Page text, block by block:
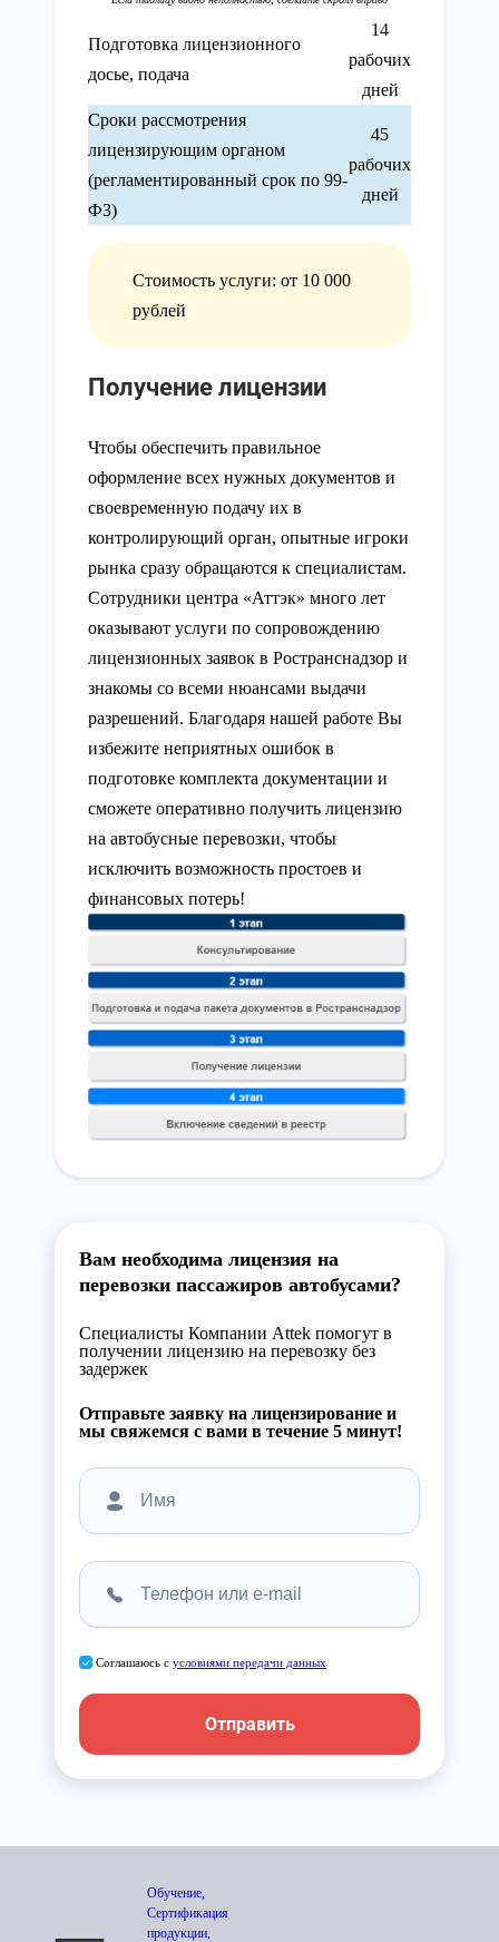
Подготовка лицензионного
досье, подача
14
рабочих
дней
Сроки рассмотрения
лицензирующим органом
(регламентированный срок по 99-
ФЗ)
45
рабочих
дней
Стоимость услуги: от 10 000
рублей
Получение лицензии
Чтобы обеспечить правильное
оформление всех нужных документов и
своевременную подачу их в
контролирующий орган, опытные игроки
рынка сразу обращаются к специалистам.
Сотрудники центра «Аттэк» много лет
оказывают услуги по сопровождению
лицензионных заявок в Ространснадзор и
знакомы со всеми нюансами выдачи
разрешений. Благодаря нашей работе Вы
избежите неприятных ошибок в
подготовке комплекта документации и
сможете оперативно получить лицензию
на автобусные перевозки, чтобы
исключить возможность простоев и
финансовых потерь!
Вам необходима лицензия на
перевозки пассажиров автобусами?
Специалисты Компании Attek помогут в
получении лицензию на перевозку без
задержек
Отправьте заявку на лицензирование и
мы свяжемся с вами в течение 5 минут!
Соглашаюсь с условиями передачи данных
Отправить
Обучение,
Сертификация
продукции,